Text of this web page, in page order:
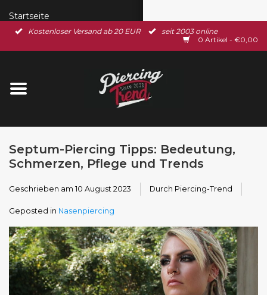
Kostenloser Versand ab 20 EUR
seit 2003 online
0 Artikel - €0,00
Startseite
Neu im Shop
Piercingschmuck
Ohrschmuck
% Sale %
BLOG
Septum-Piercing Tipps: Bedeutung,
Schmerzen, Pflege und Trends
Geschrieben am 10 August 2023 Durch Piercing-Trend
Geposted in Nasenpiercing